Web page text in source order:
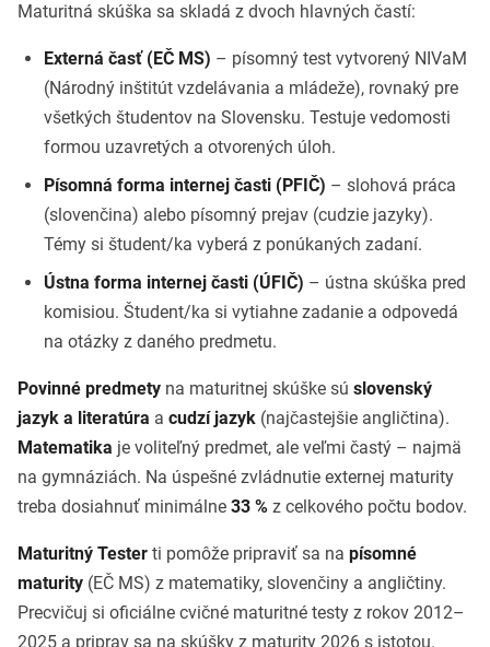
Maturitná skúška sa skladá z dvoch hlavných častí:
Externá časť (EČ MS) – písomný test vytvorený NIVaM
(Národný inštitút vzdelávania a mládeže), rovnaký pre
všetkých študentov na Slovensku. Testuje vedomosti
formou uzavretých a otvorených úloh.
Písomná forma internej časti (PFIČ) – slohová práca
(slovenčina) alebo písomný prejav (cudzie jazyky).
Témy si študent/ka vyberá z ponúkaných zadaní.
Ústna forma internej časti (ÚFIČ) – ústna skúška pred
komisiou. Študent/ka si vytiahne zadanie a odpovedá
na otázky z daného predmetu.
Povinné predmety na maturitnej skúške sú slovenský
jazyk a literatúra a cudzí jazyk (najčastejšie angličtina).
Matematika je voliteľný predmet, ale veľmi častý – najmä
na gymnáziách. Na úspešné zvládnutie externej maturity
treba dosiahnuť minimálne 33 % z celkového počtu bodov.
Maturitný Tester ti pomôže pripraviť sa na písomné
maturity (EČ MS) z matematiky, slovenčiny a angličtiny.
Precvičuj si oficiálne cvičné maturitné testy z rokov 2012–
2025 a priprav sa na skúšky z maturity 2026 s istotou.